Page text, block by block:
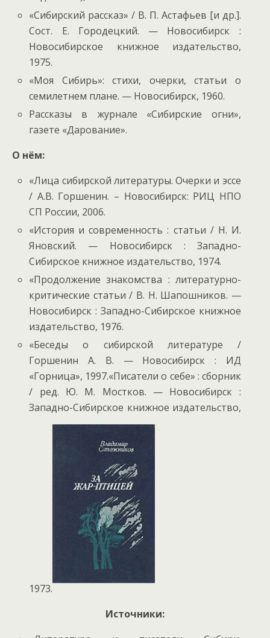
«Сибирский рассказ» / В. П. Астафьев [и др.].
Cост. Е. Городецкий. — Новосибирск :
Новосибирское книжное издательство,
1975.
«Моя Сибирь»: стихи, очерки, статьи о
семилетнем плане. — Новосибирск, 1960.
Рассказы в журнале «Сибирские огни»,
газете «Дарование».
О нём:
«Лица сибирской литературы. Очерки и эссе
/ А.В. Горшенин. – Новосибирск: РИЦ НПО
СП России, 2006.
«История и современность : статьи / Н. И.
Яновский. — Новосибирск : Западно-
Сибирское книжное издательство, 1974.
«Продолжение знакомства : литературно-
критические статьи / В. Н. Шапошников. —
Новосибирск : Западно-Сибирское книжное
издательство, 1976.
«Беседы о сибирской литературе /
Горшенин А. В. — Новосибирск : ИД
«Горница», 1997.«Писатели о себе» : сборник
/ ред. Ю. М. Мостков. — Новосибирск :
Западно-Сибирское книжное издательство,
1973.
Источники: